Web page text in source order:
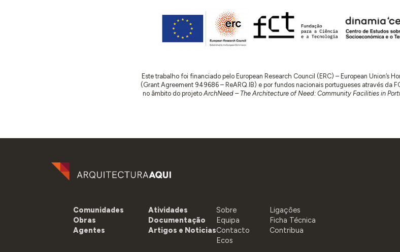
Este trabalho foi financiado pelo European Research Council (ERC) – European Union’s
(Grant Agreement 949686 – ReARQ.IB) e por fundos nacionais portugueses através da
no âmbito do projetoArchNeed – The Architecture of Need: Community Facilities in
Comunidades
Obras
Agentes
Atividades
Documentação
Artigos e Noticias
Sobre
Equipa
Contacto
Ecos
Ligações
Ficha Técnica
Contribua